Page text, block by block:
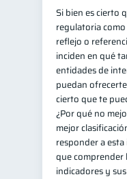
Si bien es cierto
regulatoria
reflejo o
inciden en qué
entidades de
puedan
cierto que te
¿Por qué no
mejor
responder a
que comprender
indicadores y